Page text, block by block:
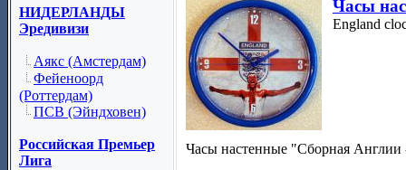
НИДЕРЛАНДЫ
Эредивизи
Аякс (Амстердам)
Фейеноорд
(Роттердам)
ПСВ (Эйндховен)
Российская Премьер
Лига
Часы
England
Часы настенные "Сборная